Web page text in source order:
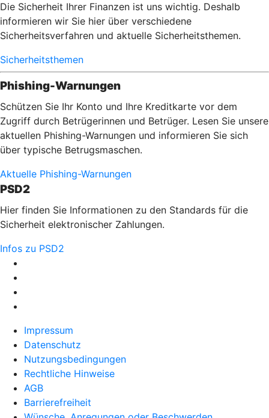
Die Sicherheit Ihrer Finanzen ist uns wichtig. Deshalb
informieren wir Sie hier über verschiedene
Sicherheitsverfahren und aktuelle Sicherheitsthemen.
Sicherheitsthemen
Phishing-Warnungen
Schützen Sie Ihr Konto und Ihre Kreditkarte vor dem
Zugriff durch Betrügerinnen und Betrüger. Lesen Sie unsere
aktuellen Phishing-Warnungen und informieren Sie sich
über typische Betrugsmaschen.
Aktuelle Phishing-Warnungen
PSD2
Hier finden Sie Informationen zu den Standards für die
Sicherheit elektronischer Zahlungen.
Infos zu PSD2
Impressum
Datenschutz
Nutzungsbedingungen
Rechtliche Hinweise
AGB
Barrierefreiheit